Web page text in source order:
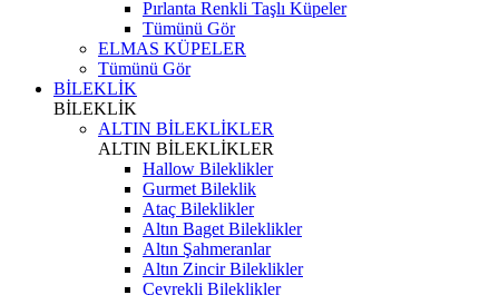
Pırlanta Renkli Taşlı Küpeler
Tümünü Gör
ELMAS KÜPELER
Tümünü Gör
BİLEKLİK
BİLEKLİK
ALTIN BİLEKLİKLER
ALTIN BİLEKLİKLER
Hallow Bileklikler
Gurmet Bileklik
Ataç Bileklikler
Altın Baget Bileklikler
Altın Şahmeranlar
Altın Zincir Bileklikler
Çeyrekli Bileklikler